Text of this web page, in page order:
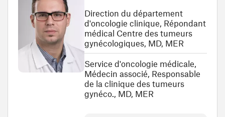
Direction du département
d'oncologie clinique, Répondant
médical Centre des tumeurs
gynécologiques, MD, MER
Service d'oncologie médicale,
Médecin associé, Responsable
de la clinique des tumeurs
gynéco., MD, MER